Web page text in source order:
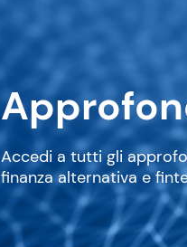
Accedi a tutti gli
finanza alternativa e